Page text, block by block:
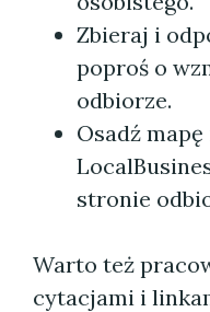
Zbieraj i
poproś o
odbiorze.
Osadź
stronie
Warto też
cytacjami i